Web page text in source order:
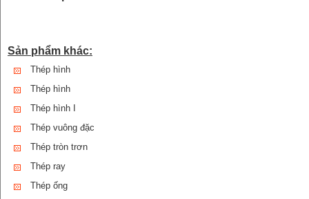
Sản phẩm khác:
Thép hình
Thép hình
Thép hình I
Thép vuông đặc
Thép tròn trơn
Thép ray
Thép ống